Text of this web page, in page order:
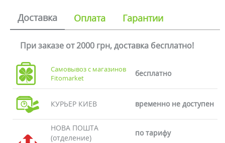
Доставка Оплата Гарантии
При заказе от 2000 грн, доставка бесплатно!
Самовывоз с магазинов
Fitomarket
бесплатно
КУРЬЕР КИЕВ временно не доступен
НОВА ПОШТА
(отделение)
по тарифу